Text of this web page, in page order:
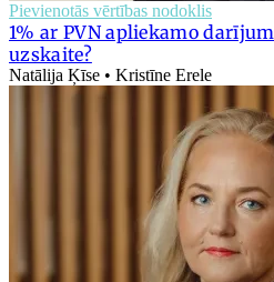
Pievienotās vērtības nodoklis
1% ar PVN apliekamo
uzskaite?
Natālija Ķīse • Kristīne Erele